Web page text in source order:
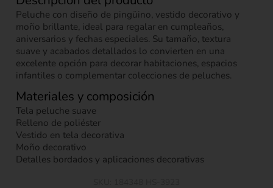
Peluche con diseño de pingüino, vestido decorativo y
moño brillante, ideal para regalar en cumpleaños,
aniversarios y fechas especiales. Su tamaño, textura
suave y acabados detallados lo convierten en una
excelente opción para decorar habitaciones, espacios
infantiles o complementar colecciones de peluches.
Materiales y composición
Tela peluche suave
Relleno de poliéster
Vestido en tela decorativa
Moño decorativo
Detalles bordados y aplicaciones decorativas